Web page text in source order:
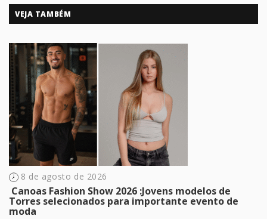
VEJA TAMBÉM
8 de agosto de 2026
​ Canoas Fashion Show 2026 :Jovens modelos de
Torres selecionados para importante evento de
moda